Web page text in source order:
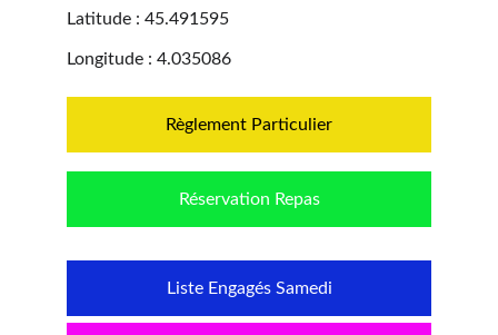
Latitude : 45.491595
Longitude : 4.035086
Règlement Particulier
Réservation Repas
Liste Engagés Samedi